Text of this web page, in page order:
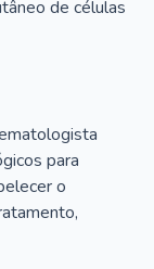
de células
para
o